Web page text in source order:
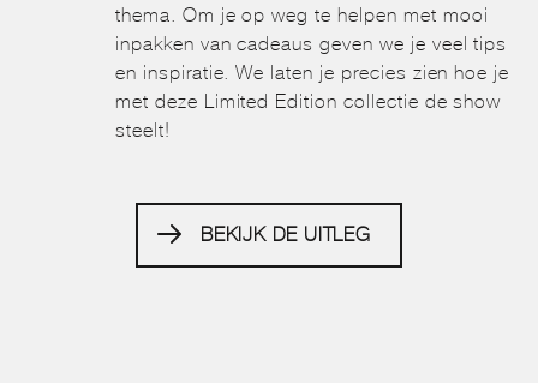
thema. Om je op weg te helpen met mooi
inpakken van cadeaus geven we je veel tips
en inspiratie. We laten je precies zien hoe je
met deze Limited Edition collectie de show
steelt!
BEKIJK DE UITLEG